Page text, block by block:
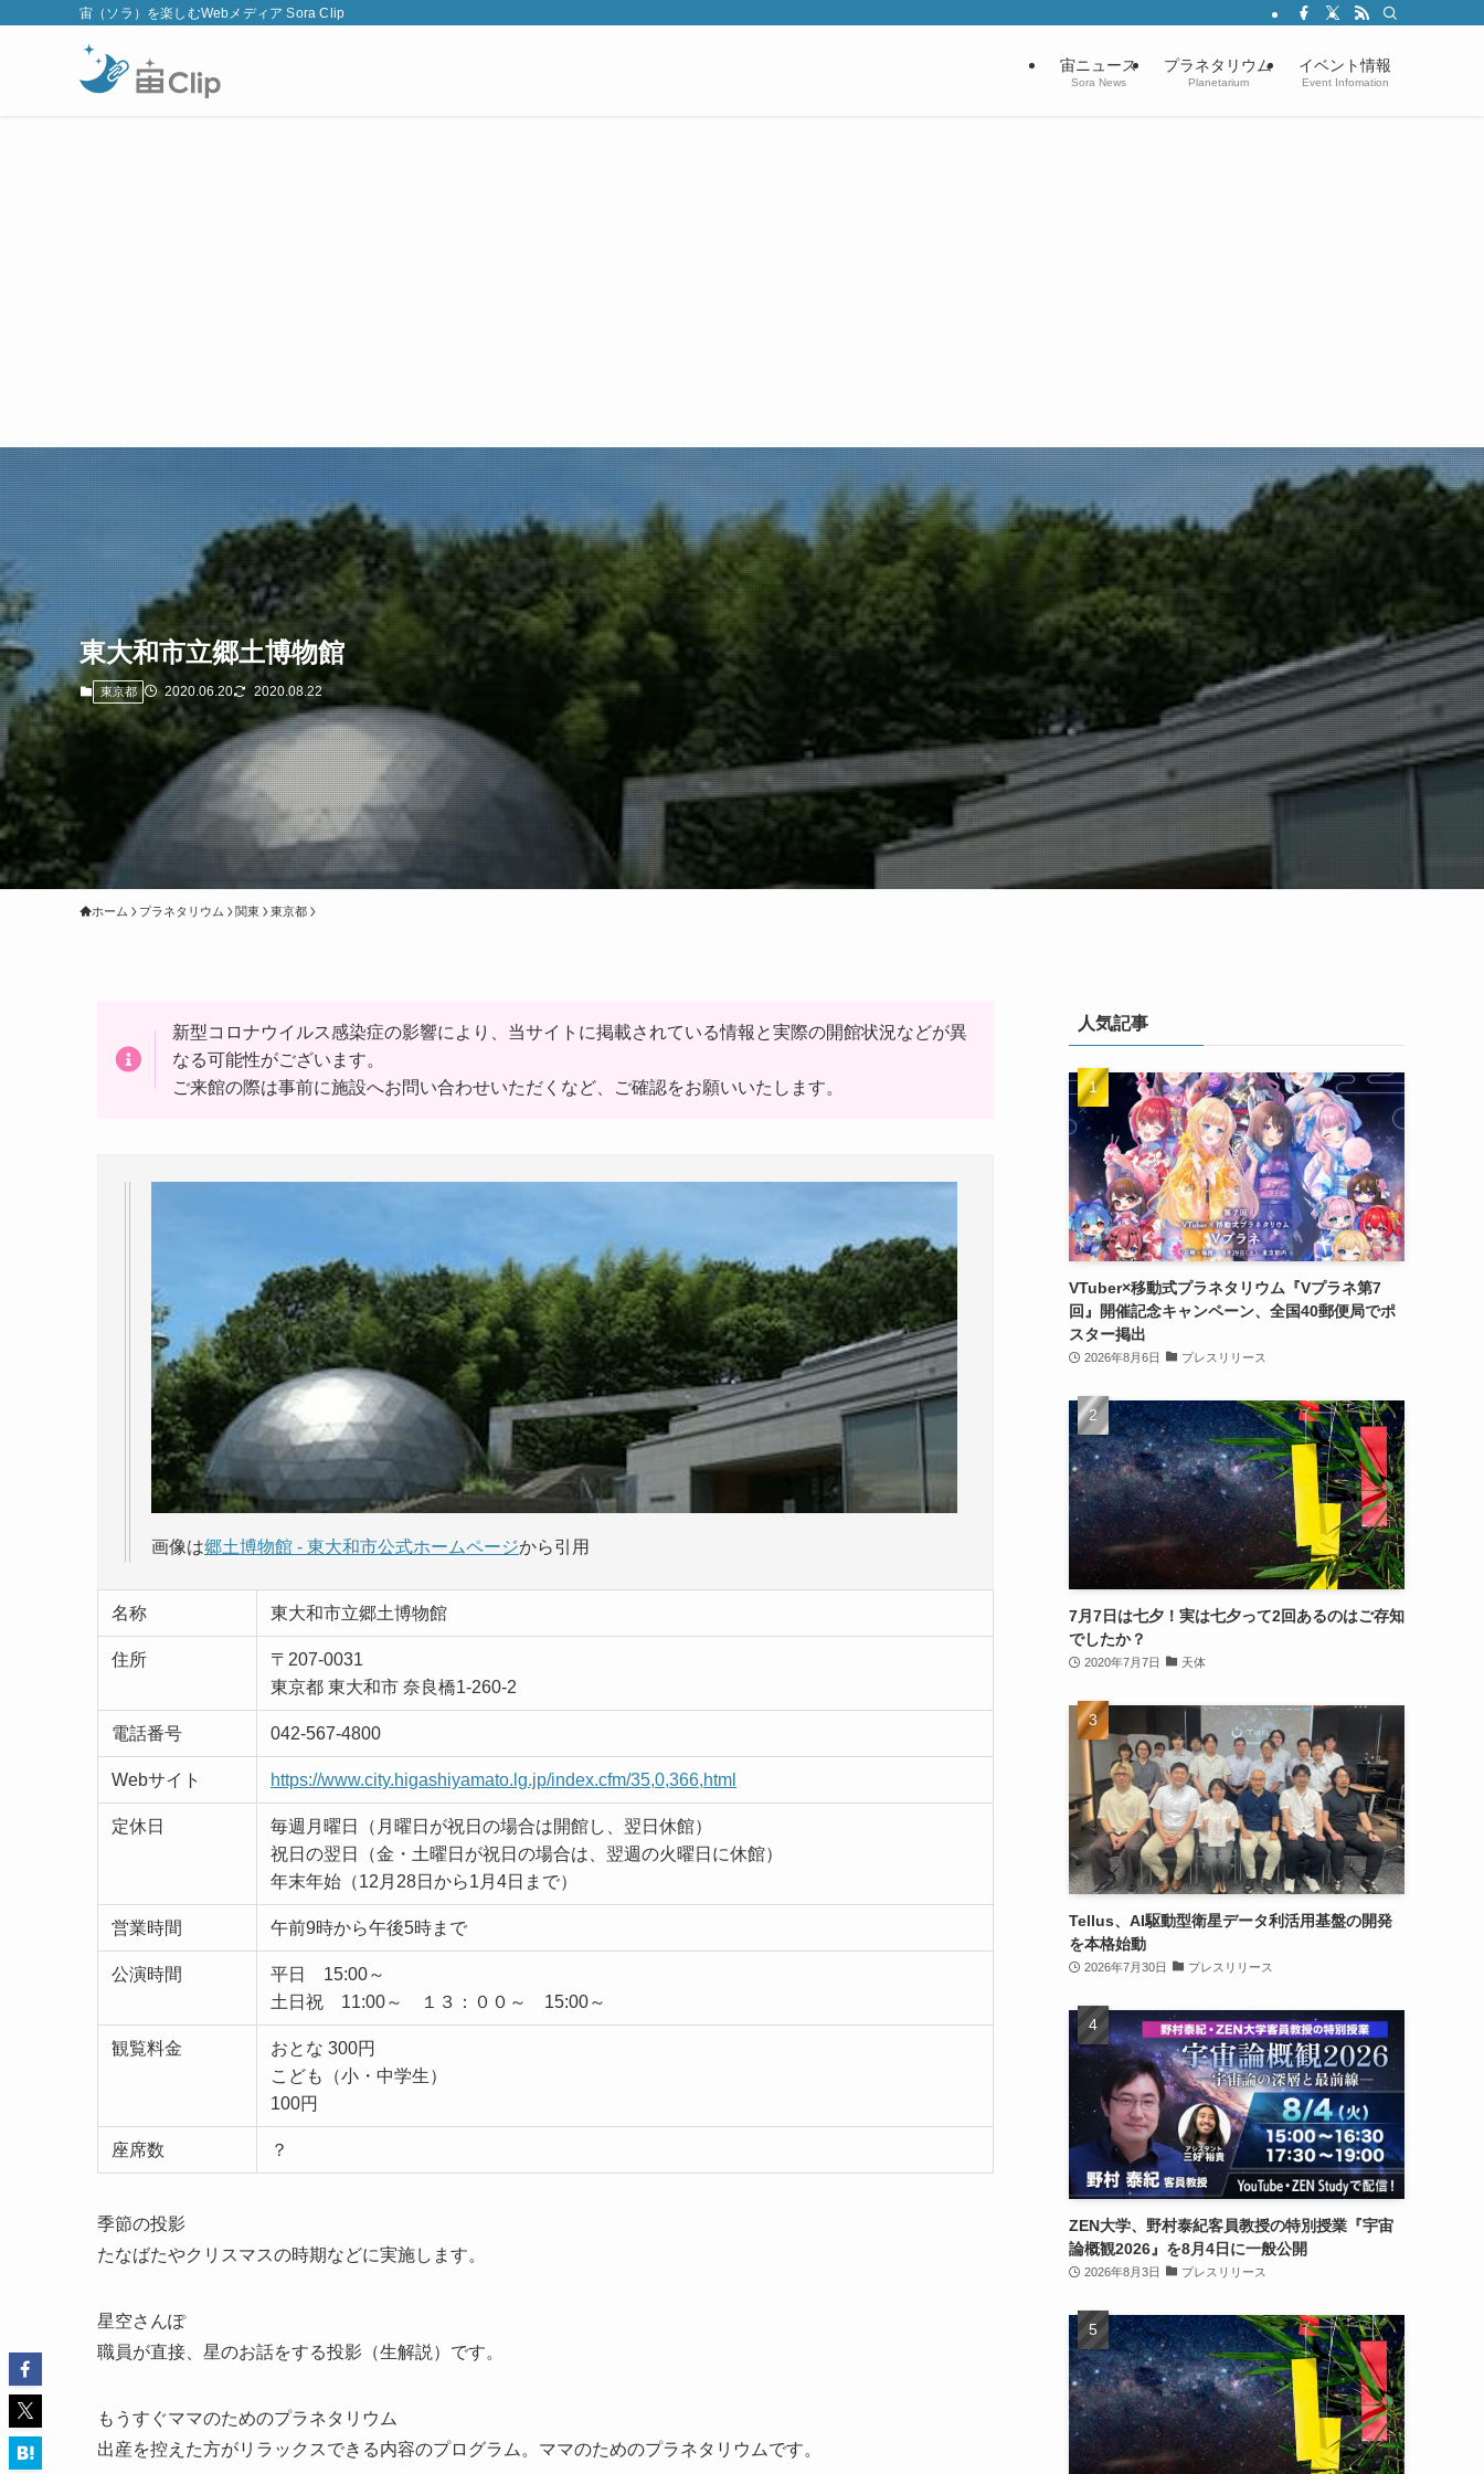
宙（ソラ）を楽しむWebメディア Sora Clip
宙ニュース
Sora News
プラネタリウム
Planetarium
イベント情報
Event Infomation
東大和市立郷土博物館
東京都 2020.06.20 2020.08.22
ホーム プラネタリウム 関東 東京都
新型コロナウイルス感染症の影響により、当サイトに掲載されている情報と実際の開館状況などが異
なる可能性がございます。
ご来館の際は事前に施設へお問い合わせいただくなど、ご確認をお願いいたします。
画像は郷土博物館 - 東大和市公式ホームページから引用
名称 東大和市立郷土博物館
住所
〒207-0031
東京都 東大和市 奈良橋1-260-2
電話番号 042-567-4800
Webサイト https://www.city.higashiyamato.lg.jp/index.cfm/35,0,366,html
定休日
毎週月曜日（月曜日が祝日の場合は開館し、翌日休館）
祝日の翌日（金・土曜日が祝日の場合は、翌週の火曜日に休館）
年末年始（12月28日から1月4日まで）
営業時間 午前9時から午後5時まで
公演時間
平日 15:00～
土日祝 11:00～ １３：００～ 15:00～
観覧料金
おとな 300円
こども（小・中学生）
100円
座席数 ？
季節の投影
たなばたやクリスマスの時期などに実施します。
星空さんぽ
職員が直接、星のお話をする投影（生解説）です。
もうすぐママのためのプラネタリウム
出産を控えた方がリラックスできる内容のプログラム。ママのためのプラネタリウムです。
人気記事
VTuber×移動式プラネタリウム『Vプラネ第7
回』開催記念キャンペーン、全国40郵便局でポ
スター掲出
2026年8月6日 プレスリリース
7月7日は七夕！実は七夕って2回あるのはご存知
でしたか？
2020年7月7日 天体
Tellus、AI駆動型衛星データ利活用基盤の開発
を本格始動
2026年7月30日 プレスリリース
ZEN大学、野村泰紀客員教授の特別授業『宇宙
論概観2026』を8月4日に一般公開
2026年8月3日 プレスリリース